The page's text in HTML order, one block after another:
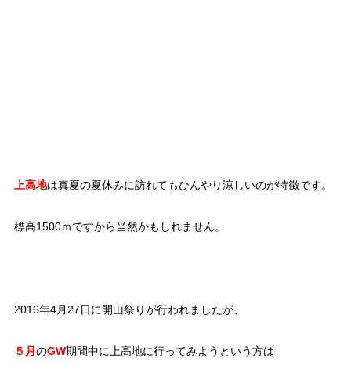
上高地は真夏の夏休みに訪れてもひんやり涼しいのが特徴です。
標高1500ｍですから当然かもしれません。
2016年4月27日に開山祭りが行われましたが、
５月 のGW期間中に上高地に行ってみようという方は